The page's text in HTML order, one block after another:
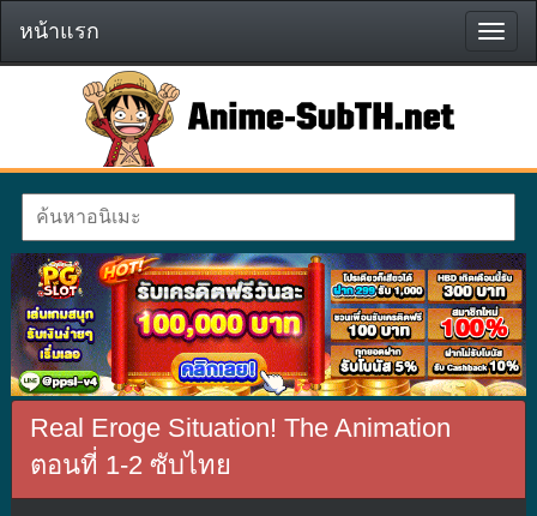
หน้า
แรก
หน้าแรก
Real Eroge Situation! The Animation
ตอนที่ 1-2 ซับไทย